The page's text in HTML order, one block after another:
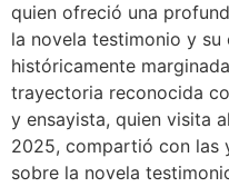
quien ofreció una
la novela testimonio y
históricamente
trayectoria reconocida
y ensayista, quien visita
2025, compartió con las
sobre la novela